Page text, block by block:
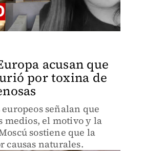
acusan que
por toxina de
señalan que
medios, el motivo y la
sostiene que la
causas naturales.